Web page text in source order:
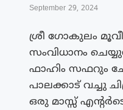
September 29, 2024
ശ്രീ ഗോകുലം
സംവിധാനം
ഫാഹിം സഫറും
പാലക്കാട് വച്ചു
ഒരു മാസ്സ്